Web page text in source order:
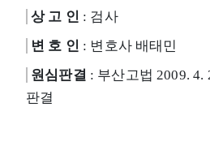
상 고 인 : 검사
변 호 인 : 변호사 배태민
원심판결 : 부산고법 2009. 4.
판결